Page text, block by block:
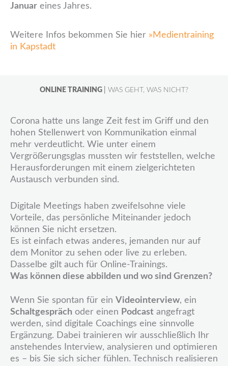
Januar eines Jahres.
Weitere Infos bekommen Sie hier »Medientraining
in Kapstadt
ONLINE TRAINING WAS GEHT, WAS NICHT?
Corona hatte uns lange Zeit fest im Griff und den
hohen Stellenwert von Kommunikation einmal
mehr verdeutlicht. Wie unter einem
Vergrößerungsglas mussten wir feststellen, welche
Herausforderungen mit einem zielgerichteten
Austausch verbunden sind.
Digitale Meetings haben zweifelsohne viele
Vorteile, das persönliche Miteinander jedoch
können Sie nicht ersetzen.
Es ist einfach etwas anderes, jemanden nur auf
dem Monitor zu sehen oder live zu erleben.
Dasselbe gilt auch für Online-Trainings.
Was können diese abbilden und wo sind Grenzen?
Wenn Sie spontan für ein Videointerview, ein
Schaltgespräch oder einen Podcast angefragt
werden, sind digitale Coachings eine sinnvolle
Ergänzung. Dabei trainieren wir ausschließlich Ihr
anstehendes Interview, analysieren und optimieren
es – bis Sie sich sicher fühlen. Technisch realisieren